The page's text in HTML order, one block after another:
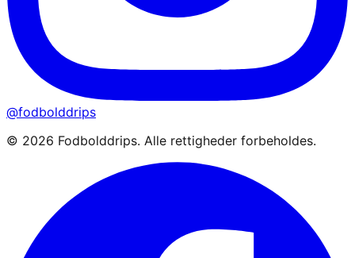
@fodbolddrips
© 2026 Fodbolddrips. Alle rettigheder forbeholdes.